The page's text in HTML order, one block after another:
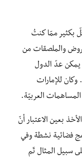
بكثير ممّا كنتُ
والملصقات من
يمكن عدّ الدول
وكان للإمارات
العربيّة.
بعين الاعتبار أنّ
فضائية نشطة وفي
سبيل المثال تّم